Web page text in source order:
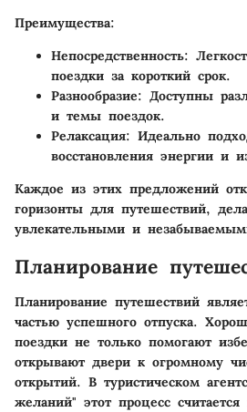
Преимущества:
Непосредственность:
поездки за короткий срок.
Разнообразие: Доступны
и темы поездок.
Релаксация: Идеально
восстановления энергии и
Каждое из этих предложений
горизонты для путешествий,
увлекательными и
Планирование
Планирование путешествий
частью успешного отпуска.
поездки не только помогают
открывают двери к огромному
открытий. В туристическом
желаний" этот процесс считается